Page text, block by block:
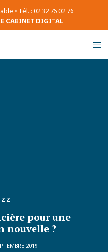
• Tél. : 02 32 76 02 76
CABINET DIGITAL
pour une
nouvelle ?
2019